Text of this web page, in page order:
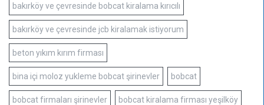
bakırköy ve çevresinde bobcat kiralama kırıcılı
bakırköy ve çevresinde jcb kiralamak istiyorum
beton yıkım kırım firması
bina içi moloz yukleme bobcat şirinevler bobcat
bobcat firmaları şirinevler bobcat kiralama firması yeşilköy